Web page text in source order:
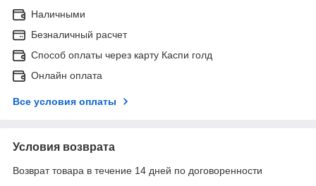
Наличными
Безналичный расчет
Способ оплаты через карту Каспи голд
Онлайн оплата
Все условия оплаты
Условия возврата
Возврат товара в течение 14 дней по договоренности